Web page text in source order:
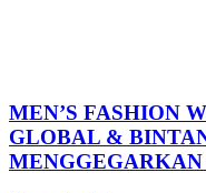
MEN’S FASHION
GLOBAL &
MENGGEGARKAN